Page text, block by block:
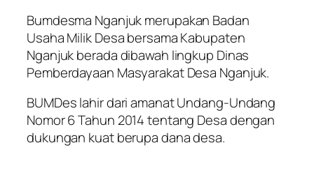
Bumdesma Nganjuk merupakan Badan
Usaha Milik Desa bersama Kabupaten
Nganjuk berada dibawah lingkup Dinas
Pemberdayaan Masyarakat Desa Nganjuk.
BUMDes lahir dari amanat Undang-Undang
Nomor 6 Tahun 2014 tentang Desa dengan
dukungan kuat berupa dana desa.